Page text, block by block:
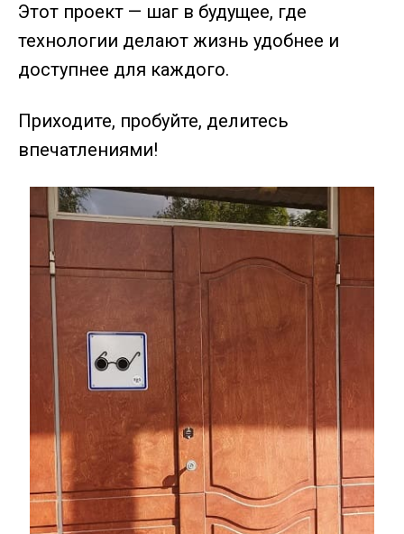
Этот проект — шаг в будущее, где
технологии делают жизнь удобнее и
доступнее для каждого.
Приходите, пробуйте, делитесь
впечатлениями!